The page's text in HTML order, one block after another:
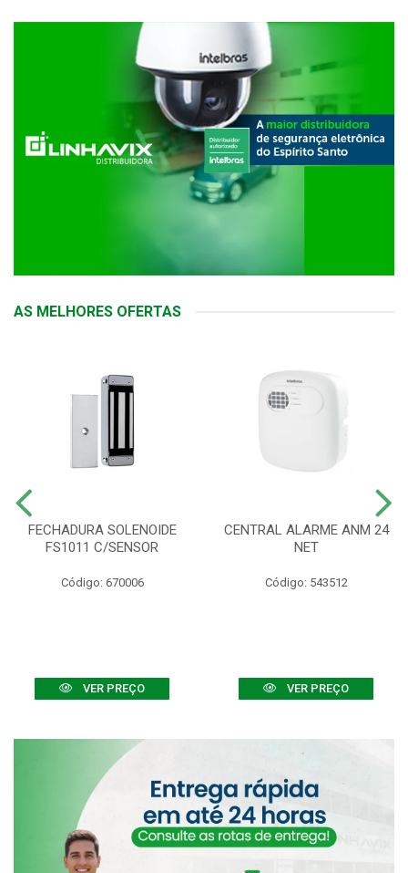
AS MELHORES OFERTAS
FECHADURA SOLENOIDE
FS1011 C/SENSOR
Código: 670006
VER PREÇO
CENTRAL ALARME ANM 24
NET
Código: 543512
VER PREÇO